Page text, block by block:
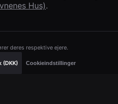
Hus).
deres respektive ejere.
(DKK) Cookieindstillinger